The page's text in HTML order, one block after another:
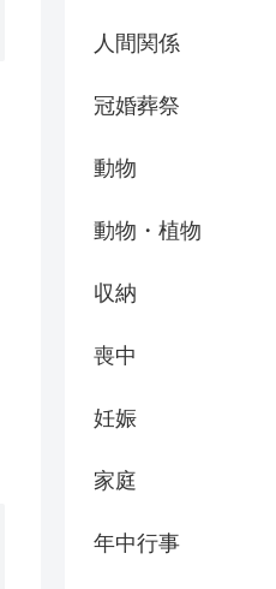
人間関係
冠婚葬祭
動物
動物・植物
収納
喪中
妊娠
家庭
年中行事